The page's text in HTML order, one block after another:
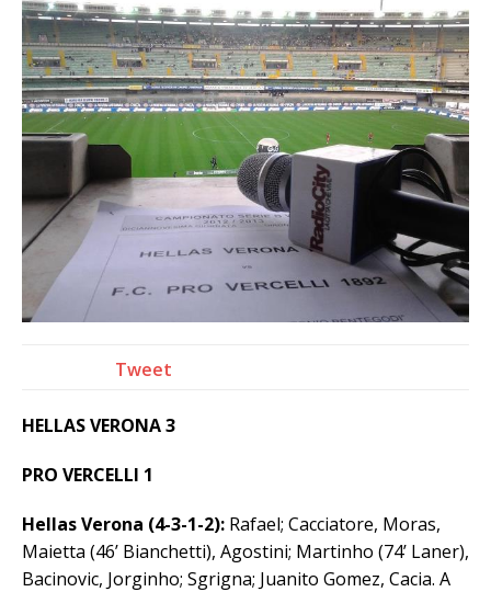
Tweet
HELLAS VERONA 3
PRO VERCELLI 1
Hellas Verona (4-3-1-2): Rafael; Cacciatore, Moras,
Maietta (46’ Bianchetti), Agostini; Martinho (74’ Laner),
Bacinovic, Jorginho; Sgrigna; Juanito Gomez, Cacia. A